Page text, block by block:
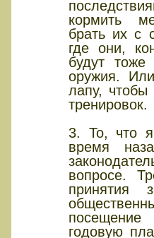
кормить
брать их с
где они,
будут тоже
оружия.
лапу,
тренировок.
3. То, что я
время
вопросе.
принятия
годовую